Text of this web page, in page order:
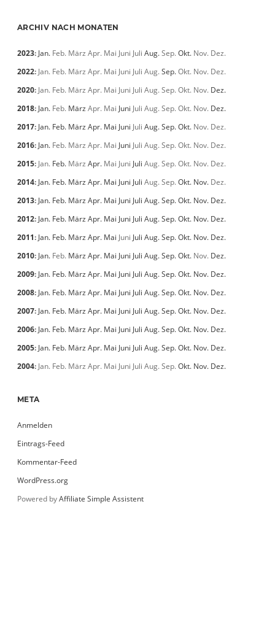
ARCHIV NACH MONATEN
2023: Jan. Feb. März Apr. Mai Juni Juli Aug.Sep.Okt. Nov. Dez.
2022: Jan. Feb. März Apr. Mai Juni Juli Aug.Sep.Okt. Nov. Dez.
2020: Jan. Feb. März Apr. Mai Juni Juli Aug.Sep.Okt. Nov. Dez.
2018: Jan. Feb. März Apr. Mai Juni Juli Aug.Sep.Okt. Nov. Dez.
2017: Jan. Feb. März Apr. Mai Juni Juli Aug.Sep.Okt. Nov. Dez.
2016: Jan. Feb. März Apr. Mai Juni Juli Aug.Sep.Okt. Nov. Dez.
2015: Jan. Feb. März Apr. Mai Juni Juli Aug.Sep.Okt. Nov. Dez.
2014: Jan. Feb. März Apr. Mai Juni Juli Aug.Sep.Okt. Nov. Dez.
2013: Jan. Feb. März Apr. Mai Juni Juli Aug.Sep.Okt. Nov. Dez.
2012: Jan. Feb. März Apr. Mai Juni Juli Aug.Sep.Okt. Nov. Dez.
2011: Jan. Feb. März Apr. Mai Juni Juli Aug.Sep.Okt. Nov. Dez.
2010: Jan. Feb. März Apr. Mai Juni Juli Aug.Sep.Okt. Nov. Dez.
2009: Jan. Feb. März Apr. Mai Juni Juli Aug.Sep.Okt. Nov. Dez.
2008: Jan. Feb. März Apr. Mai Juni Juli Aug.Sep.Okt. Nov. Dez.
2007: Jan. Feb. März Apr. Mai Juni Juli Aug.Sep.Okt. Nov. Dez.
2006: Jan. Feb. März Apr. Mai Juni Juli Aug.Sep.Okt. Nov. Dez.
2005: Jan. Feb. März Apr. Mai Juni Juli Aug.Sep.Okt. Nov. Dez.
2004: Jan. Feb. März Apr. Mai Juni Juli Aug.Sep.Okt. Nov. Dez.
META
Anmelden
Eintrags-Feed
Kommentar-Feed
WordPress.org
Powered byAffiliate Simple Assistent